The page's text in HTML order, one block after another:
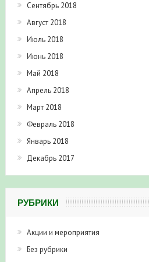
Сентябрь 2018
Август 2018
Июль 2018
Июнь 2018
Май 2018
Апрель 2018
Март 2018
Февраль 2018
Январь 2018
Декабрь 2017
РУБРИКИ
Акции и мероприятия
Без рубрики